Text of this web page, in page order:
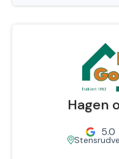
Hagen
5.0